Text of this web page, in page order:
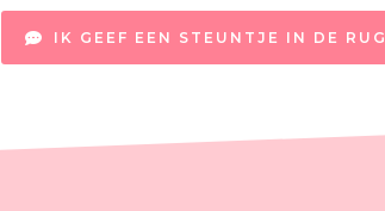
IK GEEF EEN STEUNTJE IN DE RUG